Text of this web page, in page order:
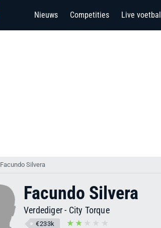
Nieuws Competities Live voetbal
Facundo Silvera
Facundo Silvera
Verdediger- City Torque
€233k